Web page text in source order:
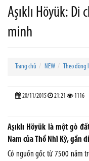
Aşıklı Höyük: Di
minh
Trang chủ NEW Theo dòng
20/11/2015 21:21 1116
Aşıklı Höyük là một gò
Nam của Thổ Nhĩ Kỳ, gần
Có nguồn gốc từ 7500 năm